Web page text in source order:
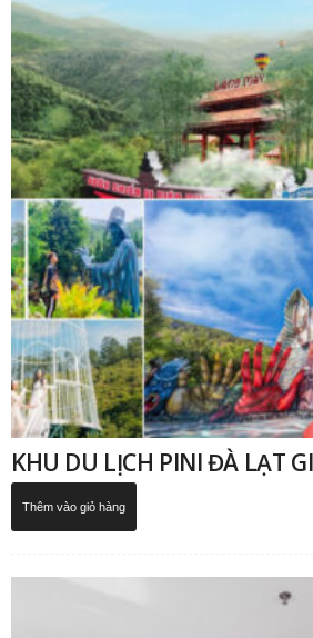
nhất
KHU DU LỊCH PINI ĐÀ LẠT
Thêm vào giỏ hàng